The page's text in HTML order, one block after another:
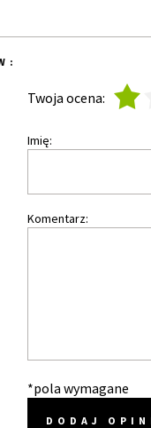
Twoja ocena:
Imię:
Komentarz:
*pola wymagane
DODAJ